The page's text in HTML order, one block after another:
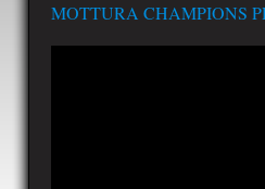
MOTTURA CHAMPIONS